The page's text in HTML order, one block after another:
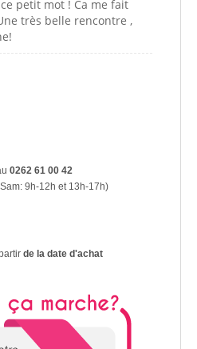
petit mot ! Ca me fait
très belle rencontre ,
0262 61 00 42
9h-12h et 13h-17h)
de la date d'achat